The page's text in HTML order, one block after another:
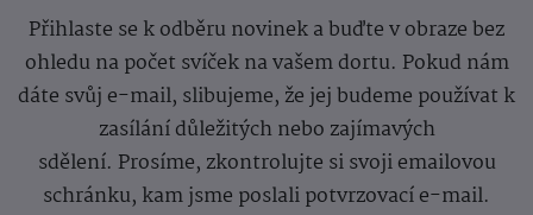
Přihlaste se k odběru novinek a buďte v obraze bez
ohledu na počet svíček na vašem dortu. Pokud nám
dáte svůj e-mail, slibujeme, že jej budeme používat k
zasílání důležitých nebo zajímavých
sdělení. Prosíme, zkontrolujte si svoji emailovou
schránku, kam jsme poslali potvrzovací e-mail.